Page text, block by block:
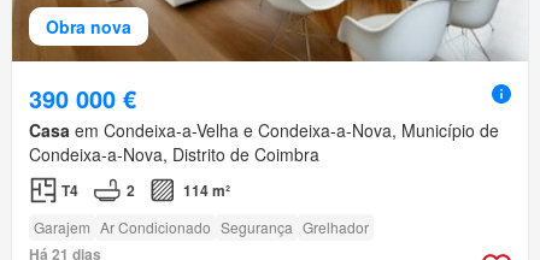
Obra nova
390 000 €
Casa em Condeixa-a-Velha e Condeixa-a-Nova, Município de
Condeixa-a-Nova, Distrito de Coimbra
T4 2 114 m²
Garajem Ar Condicionado Segurança Grelhador
Há 21 dias